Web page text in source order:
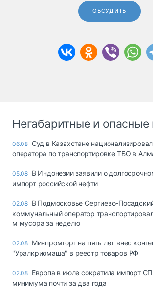
ОБСУДИТЬ
Негабаритные и опасные
06.08 Суд в Казахстане
оператора по транспортировке ТБО в
05.08 В Индонезии заявили о
импорт российской нефти
02.08 В Подмосковье Сергиево-
коммунальный оператор
м мусора за неделю
02.08 Минпромторг на пять лет внес
"Уралкриомаша" в реестр товаров РФ
02.08 Европа в июле сократила импорт
минимума почти за два года